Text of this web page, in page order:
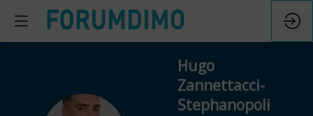
Hugo
Zannettacci-
Stephanopoli